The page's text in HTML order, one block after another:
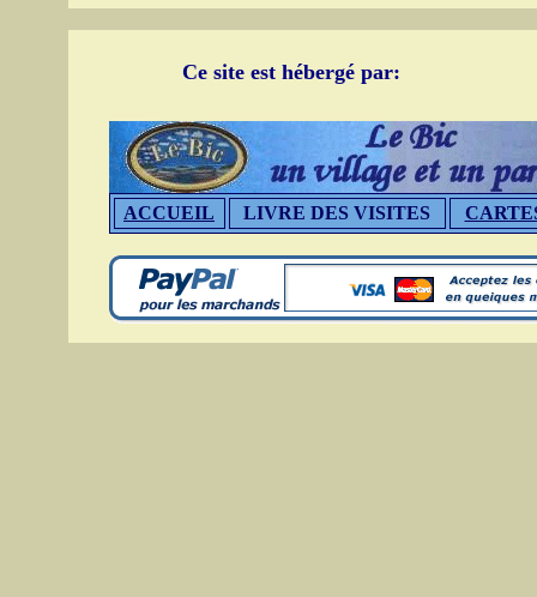
Ce site est hébergé par:
ACCUEIL LIVRE DES VISITES